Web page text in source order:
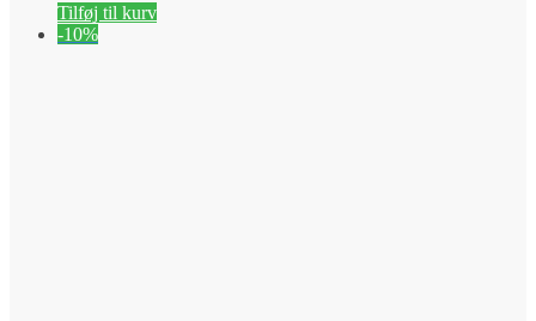
Tilføj til kurv
-10%